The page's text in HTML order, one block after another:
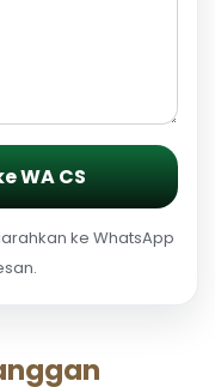
WA CS
ke WhatsApp